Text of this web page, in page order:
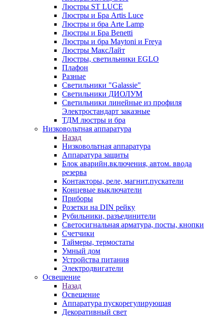
Люстры ST LUCE
Люстры и Бра Artis Luce
Люстры и бра Arte Lamp
Люстры и Бра Benetti
Люстры и бра Maytoni и Freya
Люстры МаксЛайт
Люстры, светильники EGLO
Плафон
Разные
Светильники "Galassie"
Светильники ДИОЛУМ
Светильники линейные из профиля
Электростандарт заказные
ТДМ люстры и бра
Низковольтная аппаратура
Назад
Низковольтная аппаратура
Аппаратура защиты
Блок аварийн.включения, автом. ввода
резерва
Контакторы, реле, магнит.пускатели
Концевые выключатели
Приборы
Розетки на DIN рейку
Рубильники, разъединители
Светосигнальная арматура, посты, кнопки
Счетчики
Таймеры, термостаты
Умный дом
Устройства питания
Электродвигатели
Освещение
Назад
Освещение
Аппаратура пускорегулирующая
Декоративный свет